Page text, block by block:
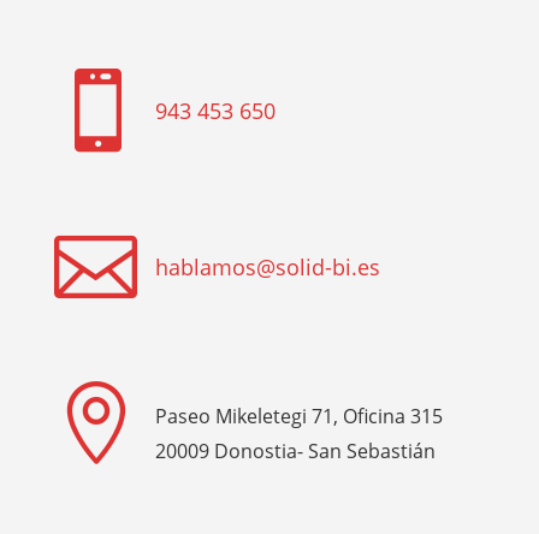
 943 453 650
 hablamos@solid-bi.es

Paseo Mikeletegi 71, Oficina 315
20009 Donostia- San Sebastián